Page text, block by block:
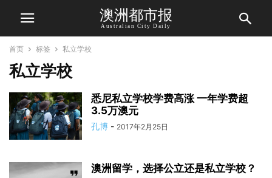
澳洲都市报
Australian City Daily
首页 标签 私立学校
私立学校
悉尼私立学校学费高涨 一年学费超
3.5万澳元
孔博 - 2017年2月25日
澳洲留学，选择公立还是私立学校？